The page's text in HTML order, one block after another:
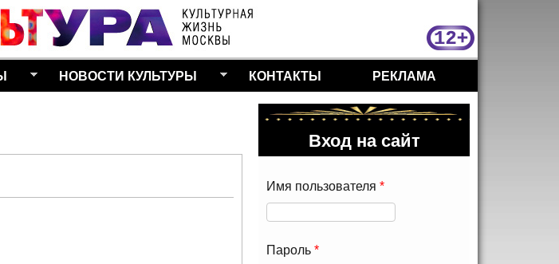
к основному
НОВОСТИ КУЛЬТУРЫ КОНТАКТЫ РЕКЛАМА
Вход на сайт
Имя пользователя *
Пароль *